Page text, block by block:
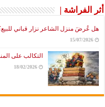
أثر الفراشة |
هل عُرضَ منزل الشاعر نزار قباني
15/07/2026
التكالب على
18/02/2026